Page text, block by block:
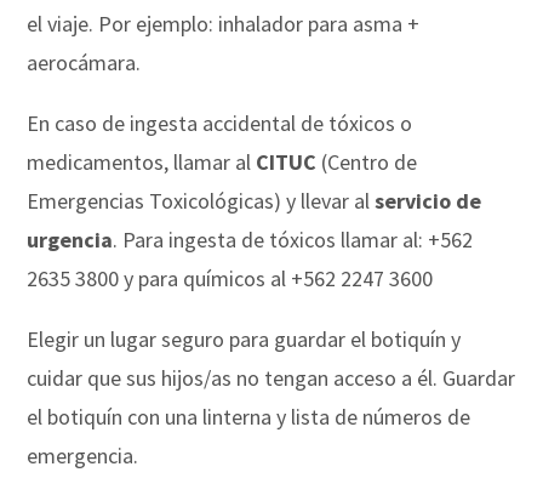
el viaje. Por ejemplo: inhalador para asma +
aerocámara.
En caso de ingesta accidental de tóxicos o
medicamentos, llamar al CITUC (Centro de
Emergencias Toxicológicas) y llevar alservicio de
urgencia. Para ingesta de tóxicos llamar al: +562
2635 3800 y para químicos al +562 2247 3600
Elegir un lugar seguro para guardar el botiquín y
cuidar que sus hijos/as no tengan acceso a él. Guardar
el botiquín con una linterna y lista de números de
emergencia.